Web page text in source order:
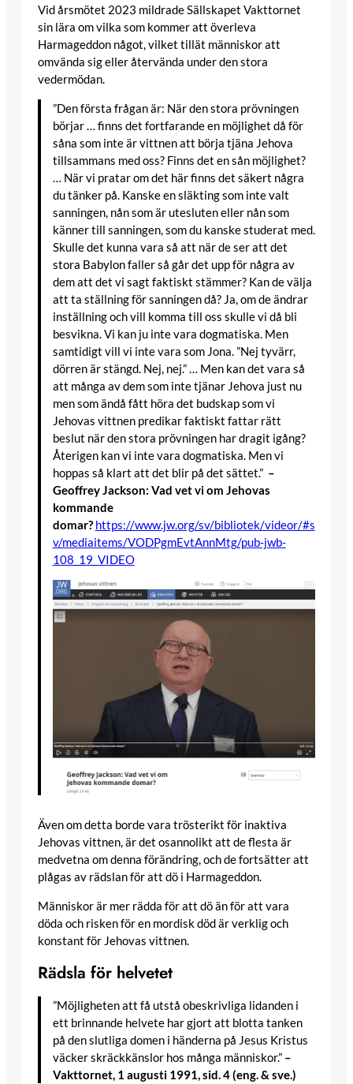
Vid årsmötet 2023 mildrade Sällskapet Vakttornet
sin lära om vilka som kommer att överleva
Harmageddon något, vilket tillät människor att
omvända sig eller återvända under den stora
vedermödan.
”Den första frågan är: När den stora prövningen
börjar … finns det fortfarande en möjlighet då för
såna som inte är vittnen att börja tjäna Jehova
tillsammans med oss? Finns det en sån möjlighet?
… När vi pratar om det här finns det säkert några
du tänker på. Kanske en släkting som inte valt
sanningen, nån som är utesluten eller nån som
känner till sanningen, som du kanske studerat med.
Skulle det kunna vara så att när de ser att det
stora Babylon faller så går det upp för några av
dem att det vi sagt faktiskt stämmer? Kan de välja
att ta ställning för sanningen då? Ja, om de ändrar
inställning och vill komma till oss skulle vi då bli
besvikna. Vi kan ju inte vara dogmatiska. Men
samtidigt vill vi inte vara som Jona. ”Nej tyvärr,
dörren är stängd. Nej, nej.” … Men kan det vara så
att många av dem som inte tjänar Jehova just nu
men som ändå fått höra det budskap som vi
Jehovas vittnen predikar faktiskt fattar rätt
beslut när den stora prövningen har dragit igång?
Återigen kan vi inte vara dogmatiska. Men vi
hoppas så klart att det blir på det sättet.” –
Geoffrey Jackson: Vad vet vi om Jehovas
kommande
domar? https://www.jw.org/sv/bibliotek/videor/#s
v/mediaitems/VODPgmEvtAnnMtg/pub-jwb-
108_19_VIDEO
Även om detta borde vara trösterikt för inaktiva
Jehovas vittnen, är det osannolikt att de flesta är
medvetna om denna förändring, och de fortsätter att
plågas av rädslan för att dö i Harmageddon.
Människor är mer rädda för att dö än för att vara
döda och risken för en mordisk död är verklig och
konstant för Jehovas vittnen.
Rädsla för helvetet
”Möjligheten att få utstå obeskrivliga lidanden i
ett brinnande helvete har gjort att blotta tanken
på den slutliga domen i händerna på Jesus Kristus
väcker skräckkänslor hos många människor.” –
Vakttornet, 1 augusti 1991, sid. 4 (eng. & sve.)